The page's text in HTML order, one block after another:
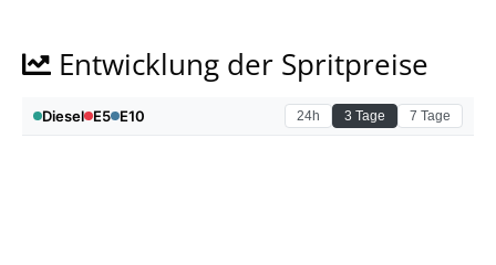
Entwicklung der Spritpreise